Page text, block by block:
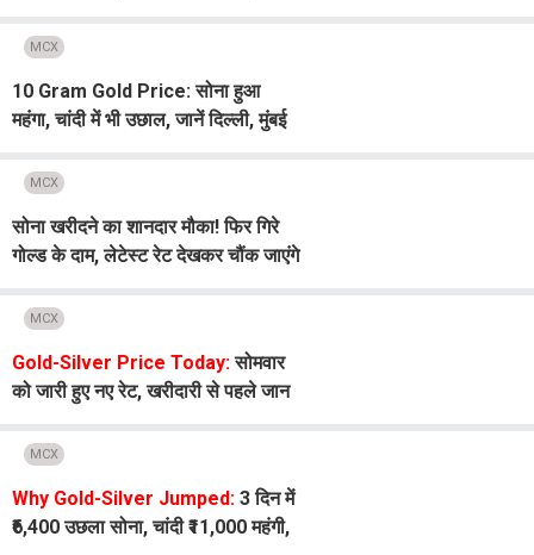
कारण?
MCX
10 Gram Gold Price: सोना हुआ
महंगा, चांदी में भी उछाल, जानें दिल्ली, मुंबई
MCX
सोना खरीदने का शानदार मौका! फिर गिरे
गोल्ड के दाम, लेटेस्ट रेट देखकर चौंक जाएंगे
MCX
Gold-Silver Price Today:सोमवार
को जारी हुए नए रेट, खरीदारी से पहले जान
MCX
Why Gold-Silver Jumped: 3 दिन में
₹6,400 उछला सोना, चांदी ₹11,000 महंगी,